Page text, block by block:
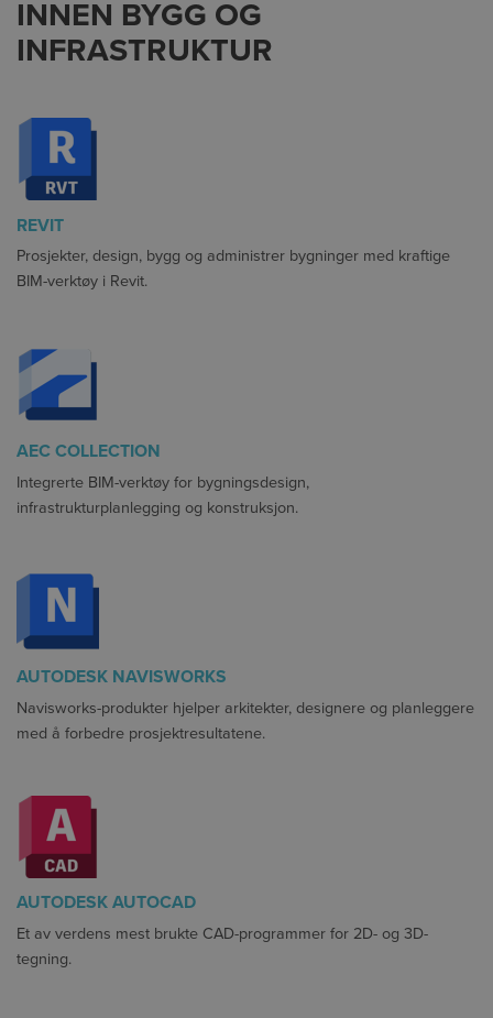
INNEN BYGG OG
INFRASTRUKTUR
REVIT
Prosjekter, design, bygg og administrer bygninger med kraftige
BIM-verktøy i Revit.
AEC COLLECTION
Integrerte BIM-verktøy for bygningsdesign,
infrastrukturplanlegging og konstruksjon.
AUTODESK NAVISWORKS
Navisworks-produkter hjelper arkitekter, designere og planleggere
med å forbedre prosjektresultatene.
AUTODESK AUTOCAD
Et av verdens mest brukte CAD-programmer for 2D- og 3D-
tegning.